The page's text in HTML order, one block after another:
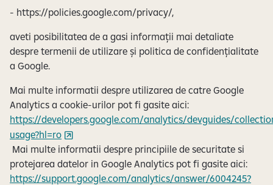
- https://policies.google.com/privacy/,
aveti posibilitatea de a gasi informații mai detaliate
despre termenii de utilizare și politica de confidențialitate
a Google.
Mai multe informatii despre utilizarea de catre Google
Analytics a cookie-urilor pot fi gasite aici:
https://developers.google.com/analytics/devguides/
usage?hl=ro
Mai multe informatii despre principiile de securitate si
protejarea datelor in Google Analytics pot fi gasite aici:
https://support.google.com/analytics/answer/6004245?